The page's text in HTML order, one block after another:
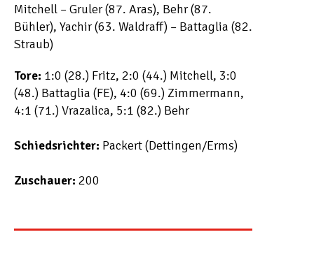
Mitchell – Gruler (87. Aras), Behr (87.
Bühler), Yachir (63. Waldraff) – Battaglia (82.
Straub)
Tore: 1:0 (28.) Fritz, 2:0 (44.) Mitchell, 3:0
(48.) Battaglia (FE), 4:0 (69.) Zimmermann,
4:1 (71.) Vrazalica, 5:1 (82.) Behr
Schiedsrichter: Packert (Dettingen/Erms)
Zuschauer: 200